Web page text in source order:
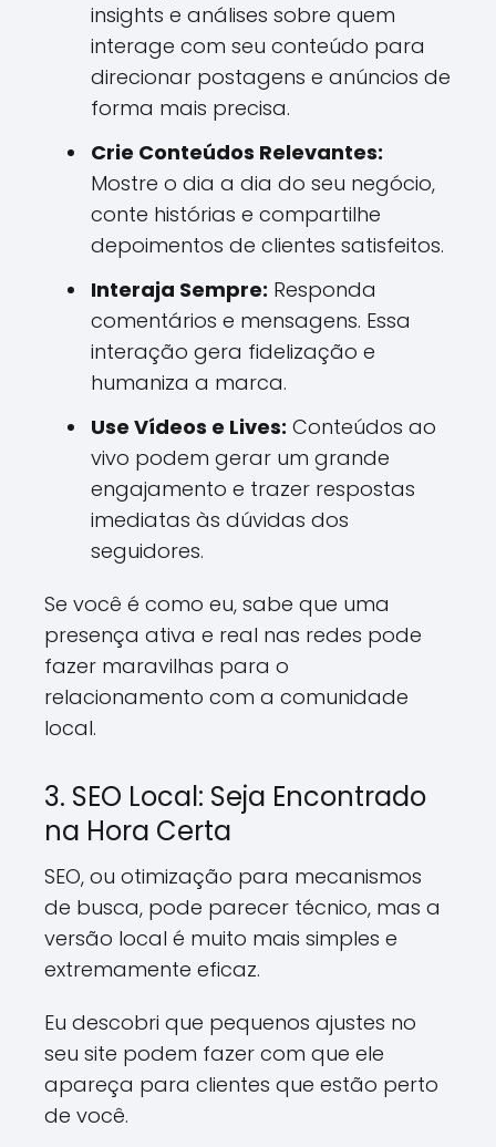
insights e análises sobre quem
interage com seu conteúdo para
direcionar postagens e anúncios de
forma mais precisa.
Crie Conteúdos Relevantes:
Mostre o dia a dia do seu negócio,
conte histórias e compartilhe
depoimentos de clientes satisfeitos.
Interaja Sempre: Responda
comentários e mensagens. Essa
interação gera fidelização e
humaniza a marca.
Use Vídeos e Lives: Conteúdos ao
vivo podem gerar um grande
engajamento e trazer respostas
imediatas às dúvidas dos
seguidores.
Se você é como eu, sabe que uma
presença ativa e real nas redes pode
fazer maravilhas para o
relacionamento com a comunidade
local.
3. SEO Local: Seja Encontrado
na Hora Certa
SEO, ou otimização para mecanismos
de busca, pode parecer técnico, mas a
versão local é muito mais simples e
extremamente eficaz.
Eu descobri que pequenos ajustes no
seu site podem fazer com que ele
apareça para clientes que estão perto
de você.